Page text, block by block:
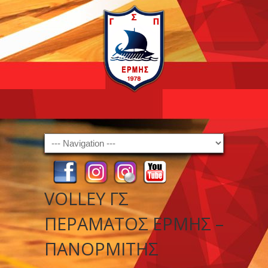
Navigation
VOLLEY ΓΣ
ΠΕΡΑΜΑΤΟΣ ΕΡΜΗΣ –
ΠΑΝΟΡΜΙΤΗΣ